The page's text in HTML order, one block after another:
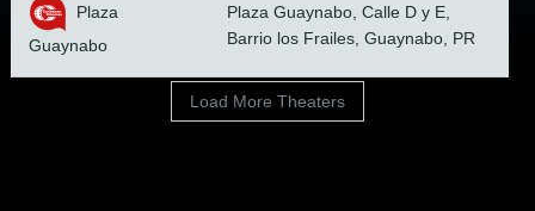
Plaza
Guaynabo
Plaza Guaynabo, Calle D y E,
Barrio los Frailes, Guaynabo, PR
Load More Theaters